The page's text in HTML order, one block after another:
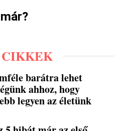
CIKKEK
barátra lehet
ahhoz, hogy
legyen az életünk